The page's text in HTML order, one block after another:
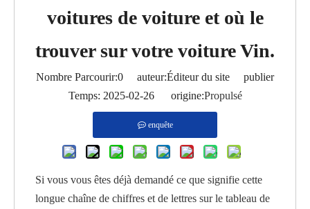
voitures de voiture et où le
trouver sur votre voiture Vin.
Nombre Parcourir:0 auteur:Éditeur du site publier
Temps: 2025-02-26 origine:Propulsé
enquête
Si vous vous êtes déjà demandé ce que signifie cette
longue chaîne de chiffres et de lettres sur le tableau de